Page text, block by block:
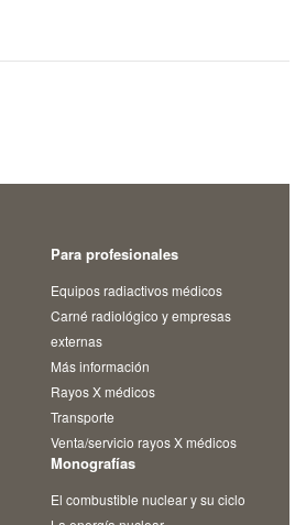
Para profesionales
Equipos radiactivos médicos
Carné radiológico y empresas
externas
Más información
Rayos X médicos
Transporte
Venta/servicio rayos X médicos
Monografías
El combustible nuclear y su ciclo